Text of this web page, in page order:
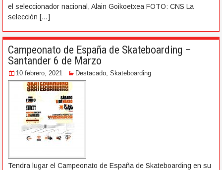
el seleccionador nacional, Alain Goikoetxea FOTO: CNS La
selección […]
Campeonato de España de Skateboarding –
Santander 6 de Marzo
10 febrero, 2021 Destacado Skateboarding
Tendra lugar el Campeonato de España de Skateboarding en su